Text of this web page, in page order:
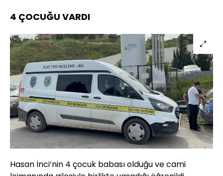
4 ÇOCUĞU VARDI
Hasan İnci’nin 4 çocuk babası olduğu ve cami